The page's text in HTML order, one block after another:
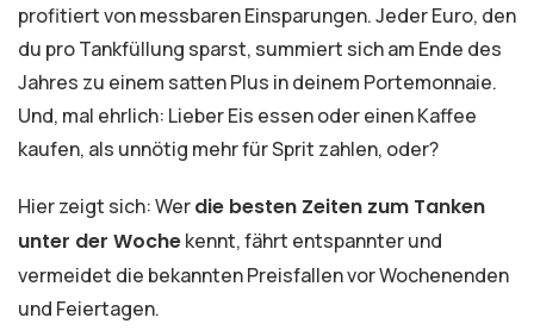
profitiert von messbaren Einsparungen. Jeder Euro, den
du pro Tankfüllung sparst, summiert sich am Ende des
Jahres zu einem satten Plus in deinem Portemonnaie.
Und, mal ehrlich: Lieber Eis essen oder einen Kaffee
kaufen, als unnötig mehr für Sprit zahlen, oder?
Hier zeigt sich: Werdie besten Zeiten zum Tanken
unter der Wochekennt, fährt entspannter und
vermeidet die bekannten Preisfallen vor Wochenenden
und Feiertagen.